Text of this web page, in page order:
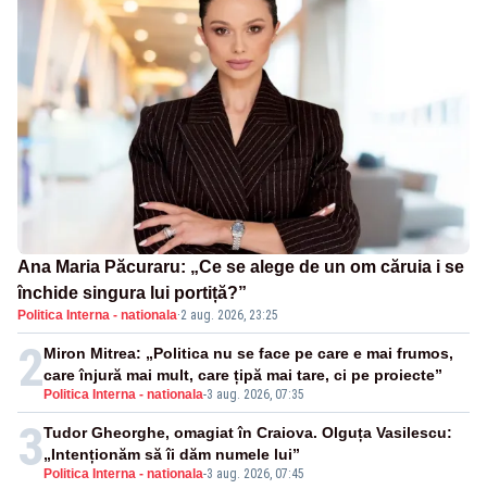
Ana Maria Păcuraru: „Ce se alege de un om căruia i se
închide singura lui portiță?”
Politica Interna - nationala·2 aug. 2026, 23:25
2Politica Interna - nationala-3 aug. 2026, 07:35
Miron Mitrea: „Politica nu se face pe care e mai frumos,
care înjură mai mult, care țipă mai tare, ci pe proiecte”
3Politica Interna - nationala-3 aug. 2026, 07:45
Tudor Gheorghe, omagiat în Craiova. Olguța Vasilescu:
„Intenționăm să îi dăm numele lui”